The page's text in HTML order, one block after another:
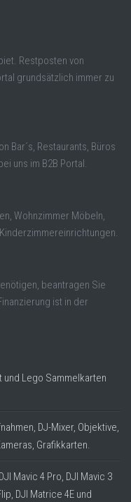
Restposten von
grundsätzlich immer zu
Bar´s, Restaurants, Büros
uns im B2B Portal.
Wohnzimmer Möbeln,
beantragen Sie
ist in der
Lego Sammelkarten
DJ-Mixer, Objektive,
Grafikkarten.
Mavic 4 Pro, DJI Mavic 3
DJI Matrice 4E und